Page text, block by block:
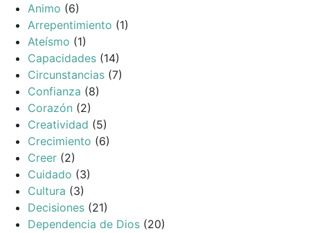
Animo (6)
Arrepentimiento (1)
Ateísmo (1)
Capacidades (14)
Circunstancias (7)
Confianza (8)
Corazón (2)
Creatividad (5)
Crecimiento (6)
Creer (2)
Cuidado (3)
Cultura (3)
Decisiones (21)
Dependencia de Dios (20)